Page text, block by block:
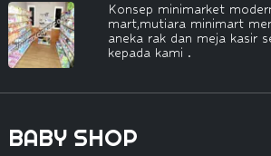
Konsep minimarket
mart,mutiara minimart
aneka rak dan meja kasir
kepada kami .
BABY SHOP